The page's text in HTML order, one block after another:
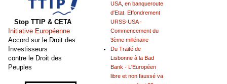
USA, en banqueroute
d'Etat. Effondrement
URSS-USA -
Commencement du
3ème millénaire
Du Traité de
Lisbonne à la Bad
Bank - L'Européen
libre et non faussé va
Stop TTIP & CETA
Initiative Européenne
Accord sur le Droit des
Investisseurs
contre le Droit des
Peuples